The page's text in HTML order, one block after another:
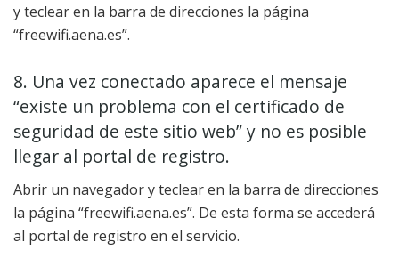
y teclear en la barra de direcciones la página
“freewifi.aena.es”.
8. Una vez conectado aparece el mensaje
“existe un problema con el certificado de
seguridad de este sitio web” y no es posible
llegar al portal de registro.
Abrir un navegador y teclear en la barra de direcciones
la página “freewifi.aena.es”. De esta forma se accederá
al portal de registro en el servicio.